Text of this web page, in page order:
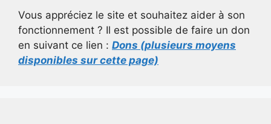
Vous appréciez le site et souhaitez aider à son
fonctionnement ? Il est possible de faire un don
en suivant ce lien : Dons (plusieurs moyens
disponibles sur cette page)